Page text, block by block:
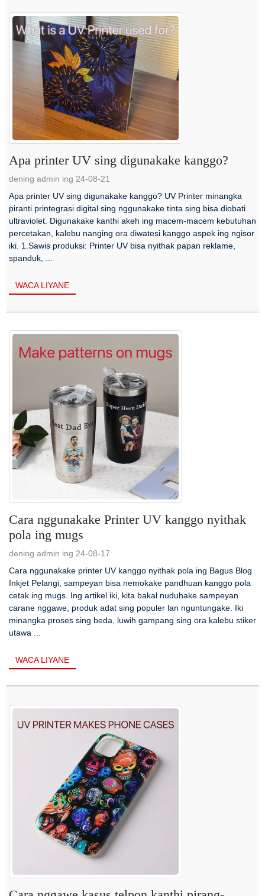
Apa printer UV sing digunakake kanggo?
dening admin ing 24-08-21
Apa printer UV sing digunakake kanggo? UV Printer minangka
piranti printegrasi digital sing nggunakake tinta sing bisa diobati
ultraviolet. Digunakake kanthi akeh ing macem-macem kebutuhan
percetakan, kalebu nanging ora diwatesi kanggo aspek ing ngisor
iki. 1.Sawis produksi: Printer UV bisa nyithak papan reklame,
spanduk, ...
WACA LIYANE
Cara nggunakake Printer UV kanggo nyithak
pola ing mugs
dening admin ing 24-08-17
Cara nggunakake printer UV kanggo nyithak pola ing Bagus Blog
Inkjet Pelangi, sampeyan bisa nemokake pandhuan kanggo pola
cetak ing mugs. Ing artikel iki, kita bakal nuduhake sampeyan
carane nggawe, produk adat sing populer lan nguntungake. Iki
minangka proses sing beda, luwih gampang sing ora kalebu stiker
utawa ...
WACA LIYANE